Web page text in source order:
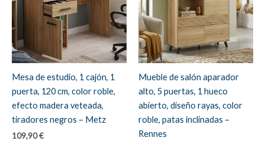
Mesa de estudio, 1 cajón, 1
puerta, 120 cm, color roble,
efecto madera veteada,
tiradores negros – Metz
109,90€
Mueble de salón aparador
alto, 5 puertas, 1 hueco
abierto, diseño rayas, color
roble, patas inclinadas –
Rennes